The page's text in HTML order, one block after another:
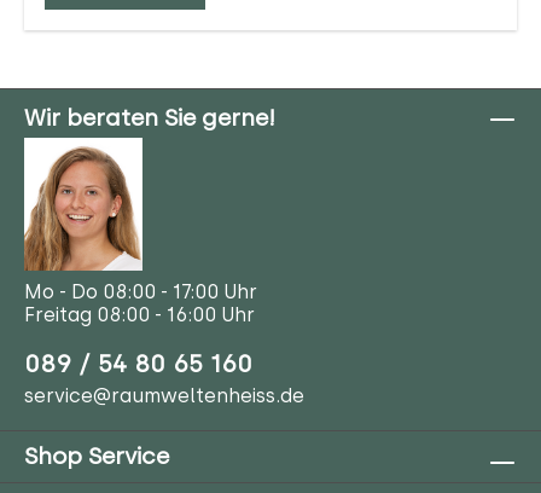
Wir beraten Sie gerne!
Mo - Do 08:00 - 17:00 Uhr
Freitag 08:00 - 16:00 Uhr
089 / 54 80 65 160
service@raumweltenheiss.de
Shop Service